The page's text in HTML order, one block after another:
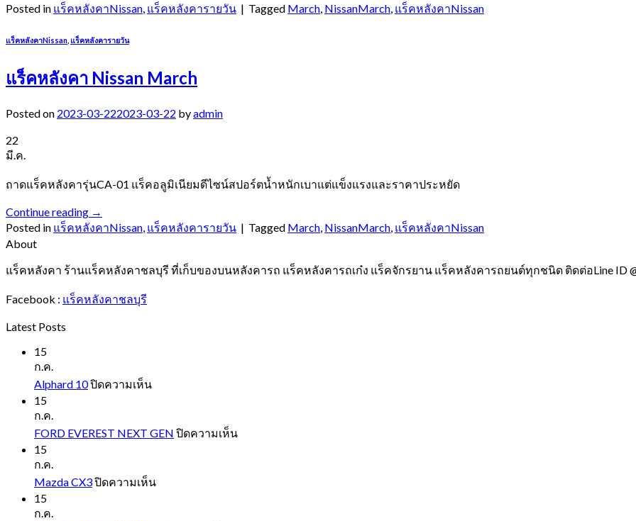
Posted in แร็คหลังคาNissan แร็คหลังคารายวัน | Tagged March NissanMarch แร็คหลังคาNissan
แร็คหลังคาNissan แร็คหลังคารายวัน
แร็คหลังคา Nissan March
Posted on 2023-03-222023-03-22 byadmin
22
มี.ค.
ถาดแร็คหลังคารุ่นCA-01 แร็คอลูมิเนียมดีไซน์สปอร์ตน้ำหนักเบาแต่แข็งแรงและราคาประหยัด
Continue reading →
Posted in แร็คหลังคาNissan, แร็คหลังคารายวัน | Tagged March, NissanMarch, แร็คหลังคาNissan
About
แร็คหลังคา ร้านแร็คหลังคาชลบุรี ที่เก็บของบนหลังคารถ แร็คหลังคารถเก๋ง แร็คจักรยาน แร็คหลังคารถยนต์ทุกชนิด ติดต่อLine ID
Facebook : แร็คหลังคาชลบุรี
Latest Posts
15
ก.ค.
Alphard 10ปิดความเห็นบน
15
ก.ค.
FORD EVEREST NEXT GEN ปิดความเห็นบน
15
ก.ค.
Mazda CX3ปิดความเห็นบน
15
ก.ค.